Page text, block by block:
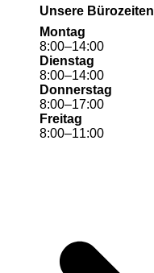
Unsere Bürozeiten
Montag
8:00–14:00
Dienstag
8:00–14:00
Donnerstag
8:00–17:00
Freitag
8:00–11:00